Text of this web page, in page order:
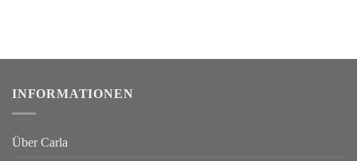
INFORMATIONEN
Über Carla